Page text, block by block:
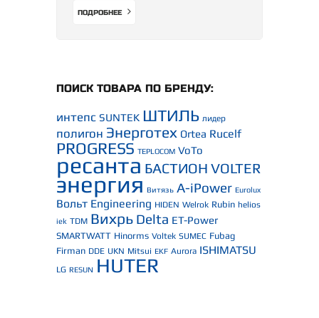
ПОДРОБНЕЕ
ПОИСК ТОВАРА ПО БРЕНДУ:
интепс SUNTEK ШТИЛЬ лидер
полигон Энерготех Ortea Rucelf
PROGRESS TEPLOCOM VoTo
ресанта БАСТИОН VOLTER
энергия Витязь A-iPower Eurolux
Вольт Engineering HIDEN Welrok Rubin helios
iek TDM Вихрь Delta ET-Power
SMARTWATT Hinorms Voltek SUMEC Fubag
Firman DDE UKN Mitsui EKF Aurora ISHIMATSU
LG RESUN HUTER